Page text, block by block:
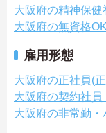
大阪府の精神保健
大阪府の無資格
雇用形態
大阪府の正社員(
大阪府の契約社員
大阪府の非常勤・